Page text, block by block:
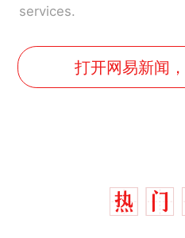
services.
打开网易新闻